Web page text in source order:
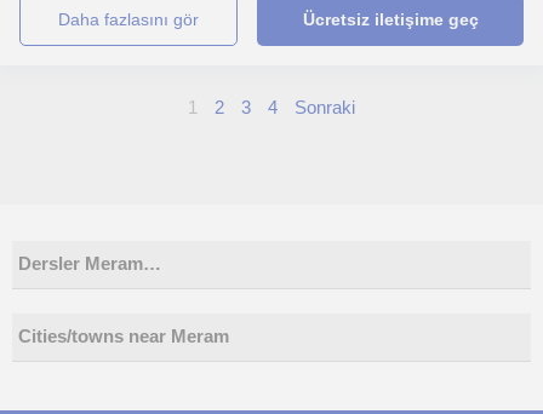
daha fazlasını gör Ücretsiz iletişime geç
1 2 3 4 Sonraki
Dersler Meram…
Cities/towns near Meram